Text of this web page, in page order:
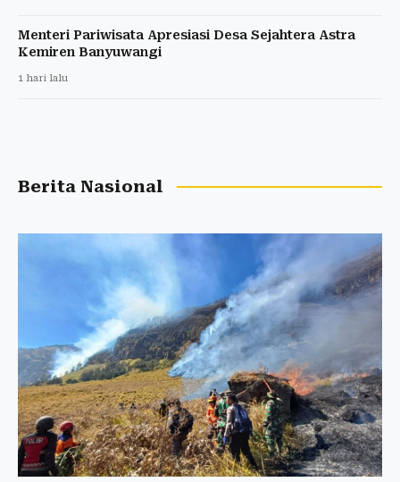
Menteri Pariwisata Apresiasi Desa Sejahtera Astra
Kemiren Banyuwangi
1 hari lalu
Berita Nasional